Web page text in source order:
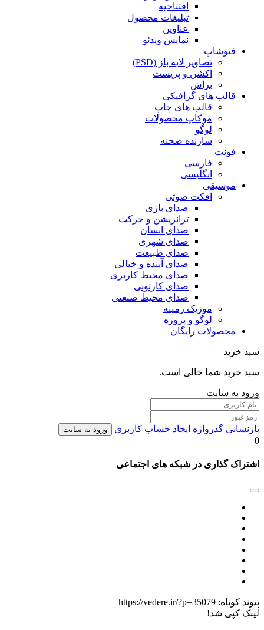
افتتاحیه
تبلیغات محصول
عناوین
نمایش ویدئو
فتوشاپ
تصاویر لایه باز (PSD)
اکشن و پریست
براش
قالب های گرافیکی
قالب های چاپ
موکاپ محصولات
لوگو
سازنده صحنه
فونت
فارسی
انگلیسی
موسیقی
افکت صوتی
صدای بازی
ترانزیشن و حرکت
صدای انسان
صدای شهری
صدای طبیعت
صدای آینده و خیالی
صدای محیط کاربری
صدای کارتونی
صدای محیط صنعتی
موزیک زمینه
لوگو و پروژه
محصولات رایگان
سبد خرید
سبد خرید شما خالی است.
ورود به سایت
بازنشانی گذرواژه ایجاد حساب کاربری ورود به سایت
0
اشتراک گذاری در شبکه های اجتماعی
پیوند کوتاه: https://vedere.ir/?p=35079
لینک کپی شد!